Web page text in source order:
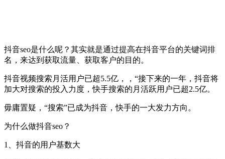
抖音seo是什么呢？其实就是通过提高在抖音平台的关键词排
名，来达到获取流量、获取客户的目的。
抖音视频搜索月活用户已超5.5亿，，“接下来的一年，抖音将
加大对搜索的投入力度，快手搜索的月活跃用户已超2.5亿。
毋庸置疑，“搜索”已成为抖音，快手的一大发力方向。
为什么做抖音seo？
1、抖音的用户基数大